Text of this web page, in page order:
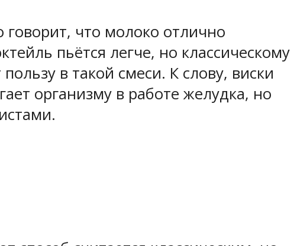
говорит, что молоко отлично
пьётся легче, но классическому
в такой смеси. К слову, виски
организму в работе желудка, но